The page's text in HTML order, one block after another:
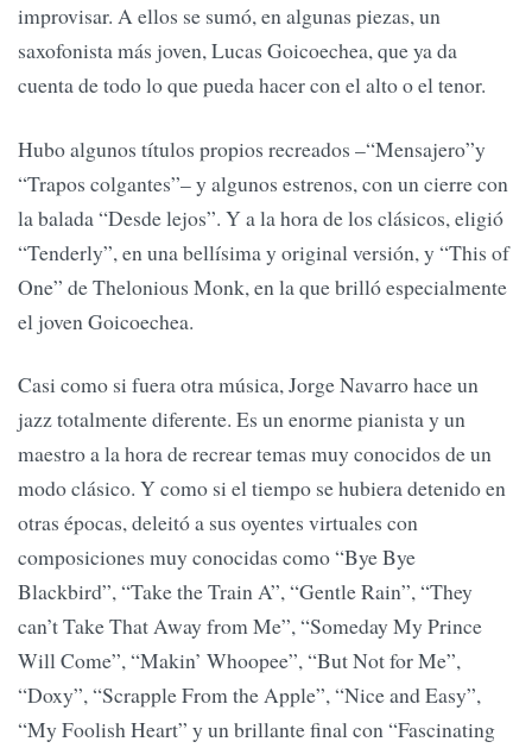
improvisar. A ellos se sumó, en algunas piezas, un
saxofonista más joven, Lucas Goicoechea, que ya da
cuenta de todo lo que pueda hacer con el alto o el tenor.
Hubo algunos títulos propios recreados –“Mensajero”y
“Trapos colgantes”– y algunos estrenos, con un cierre con
la balada “Desde lejos”. Y a la hora de los clásicos, eligió
“Tenderly”, en una bellísima y original versión, y “This of
One” de Thelonious Monk, en la que brilló especialmente
el joven Goicoechea.
Casi como si fuera otra música, Jorge Navarro hace un
jazz totalmente diferente. Es un enorme pianista y un
maestro a la hora de recrear temas muy conocidos de un
modo clásico. Y como si el tiempo se hubiera detenido en
otras épocas, deleitó a sus oyentes virtuales con
composiciones muy conocidas como “Bye Bye
Blackbird”, “Take the Train A”, “Gentle Rain”, “They
can’t Take That Away from Me”, “Someday My Prince
Will Come”, “Makin’ Whoopee”, “But Not for Me”,
“Doxy”, “Scrapple From the Apple”, “Nice and Easy”,
“My Foolish Heart” y un brillante final con “Fascinating